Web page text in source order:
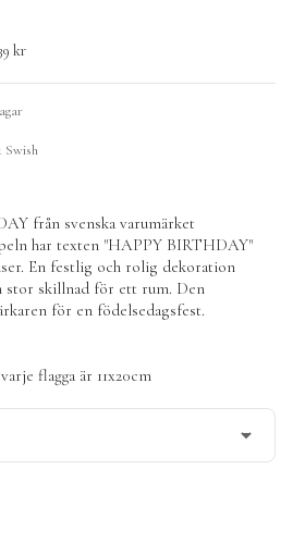
kr
Swish
från svenska varumärket
har texten "HAPPY BIRTHDAY"
En festlig och rolig dekoration
stor skillnad för ett rum. Den
för en födelsedagsfest.
flagga är 11x20cm